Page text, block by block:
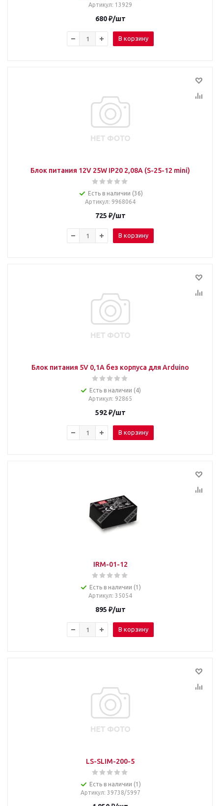
Артикул: 13929
680₽/шт
В корзину
Блок питания 12V 25W IP20 2,08A (S-25-12 mini)
Есть в наличии (36)
Артикул: 9968064
725 ₽/шт
В корзину
Блок питания 5V 0,1А без корпуса для Arduino
Есть в наличии (4)
Артикул: 92865
592₽/шт
В корзину
IRM-01-12
Есть в наличии (1)
Артикул: 35054
895 ₽/шт
В корзину
LS-SLIM-200-5
Есть в наличии (1)
Артикул: 39738/5997